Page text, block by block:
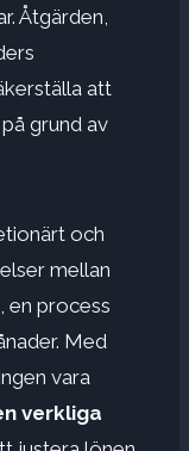
Åtgärden,
att
grund av
och
mellan
en process
Med
vara
verkliga